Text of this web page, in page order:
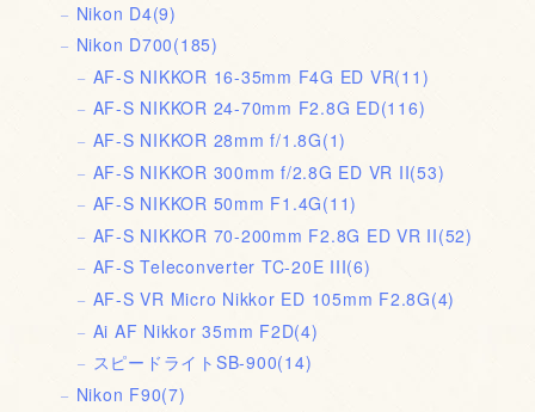
Nikon D4(9)
Nikon D700(185)
AF-S NIKKOR 16-35mm F4G ED VR(11)
AF-S NIKKOR 24-70mm F2.8G ED(116)
AF-S NIKKOR 28mm f/1.8G(1)
AF-S NIKKOR 300mm f/2.8G ED VR II(53)
AF-S NIKKOR 50mm F1.4G(11)
AF-S NIKKOR 70-200mm F2.8G ED VR II(52)
AF-S Teleconverter TC-20E III(6)
AF-S VR Micro Nikkor ED 105mm F2.8G(4)
Ai AF Nikkor 35mm F2D(4)
スピードライトSB-900(14)
Nikon F90(7)